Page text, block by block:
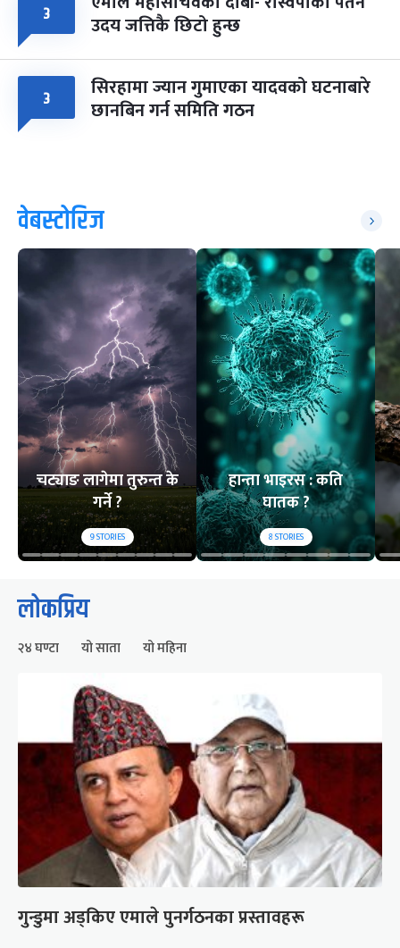
३ उदय जत्तिकै छिटो हुन्छ
३ सिरहामा ज्यान गुमाएका यादवको घटनाबारे
छानबिन गर्न समिति गठन
वेबस्टोरिज
चट्याङ लागेमा तुरुन्त के
गर्ने ?
9STORIES
हान्ता भाइरस : कति
घातक ?
8STORIES
लोकप्रिय
२४ घण्टा यो साता यो महिना
गुन्डुमा अड्किए एमाले पुनर्गठनका प्रस्तावहरू